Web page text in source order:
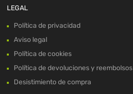
LEGAL
Política de privacidad
Aviso legal
Política de cookies
Política de devoluciones y reembolsos
Desistimiento de compra